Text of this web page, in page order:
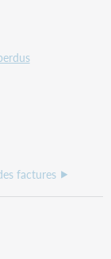
factures